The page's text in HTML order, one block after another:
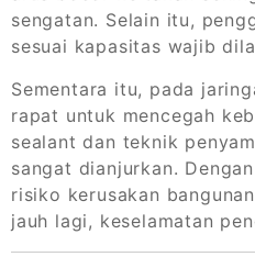
sengatan. Selain itu,
sesuai kapasitas wajib
Sementara itu, pada
rapat untuk mencegah
sealant dan teknik
sangat dianjurkan.
risiko kerusakan
jauh lagi, keselamatan